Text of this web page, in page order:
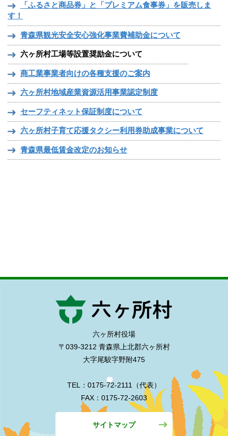
「ふるさと商品券」と「プレミアム食事券」を販売しま
す！
青森県観光安全安心強化事業費補助金について
六ヶ所村工場等設置奨励金について
商工業事業者向けの各種支援のご案内
六ヶ所村地域産業資源活用事業認定制度
セーフティネット保証制度について
六ヶ所村子育て応援タクシー利用券助成事業について
青森県最低賃金改定のお知らせ
六ヶ所村役場
〒039-3212 青森県上北郡六ヶ所村
大字尾駮字野附475
TEL：0175-72-2111（代表）
FAX：0175-72-2603
サイトマップ